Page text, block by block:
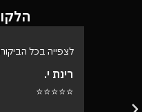
לצפייה בכל
רינת י.
⭐⭐⭐⭐⭐